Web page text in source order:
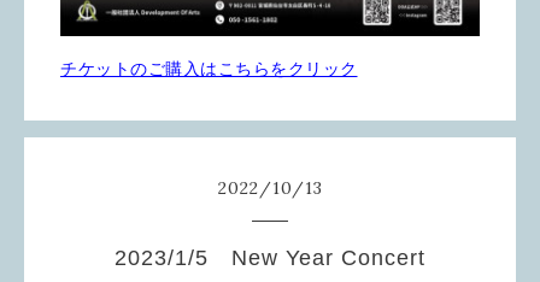
チケットのご購入はこちらをクリック
2022 /10 /13
2023/1/5 New Year Concert